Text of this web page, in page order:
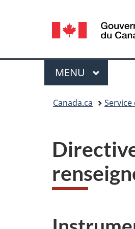
Sélection
de
la
langue
Menu
MENU PRINCIPAL
Canada.ca